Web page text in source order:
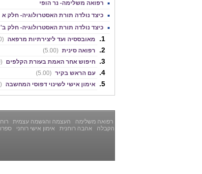
רפואה משלימה- נר הופי
כיצד נולדה תורת האסטרולוגיה- חלק א
כיצד נולדה תורת האסטרולוגיה- חלק ב'
מאובססיה ועד ליצירתיות מרפאה (5.00)
רפואה סינית (5.00)
חיפוש אחר האמת בעזרת הקלפים (5.00)
עם הראש בקיר (5.00)
אימון אישי לשינוי דפוסי המחשבה (5.00)
רפואה משלימה העצמה והגשמה עצמית
הקבלה
אהבה רוחנית אימון אישי רוחני